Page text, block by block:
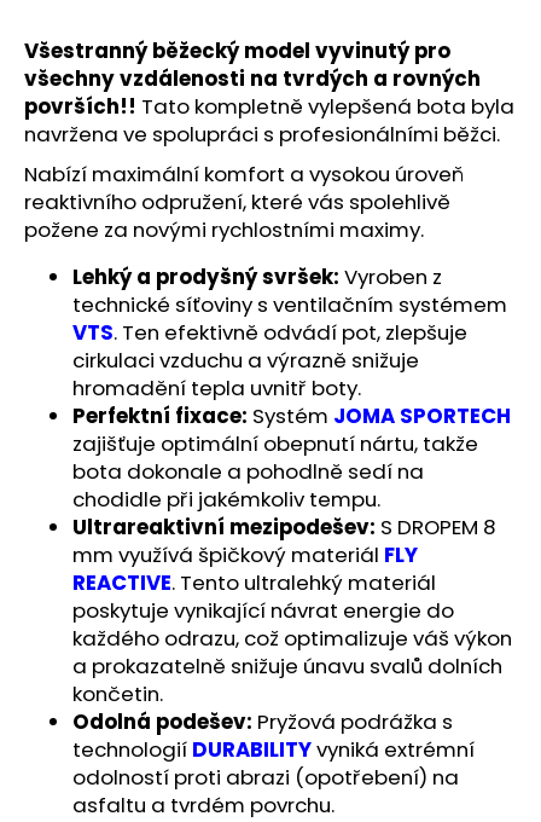
Všestranný běžecký model vyvinutý pro
všechny vzdálenosti na tvrdých a rovných
površích!! Tato kompletně vylepšená bota byla
navržena ve spolupráci s profesionálními běžci.
Nabízí maximální komfort a vysokou úroveň
reaktivního odpružení, které vás spolehlivě
požene za novými rychlostními maximy.
Lehký a prodyšný svršek: Vyroben z
technické síťoviny s ventilačním systémem
VTS. Ten efektivně odvádí pot, zlepšuje
cirkulaci vzduchu a výrazně snižuje
hromadění tepla uvnitř boty.
Perfektní fixace: Systém JOMA SPORTECH
zajišťuje optimální obepnutí nártu, takže
bota dokonale a pohodlně sedí na
chodidle při jakémkoliv tempu.
Ultrareaktivní mezipodešev: S DROPEM 8
mm využívá špičkový materiál FLY
REACTIVE. Tento ultralehký materiál
poskytuje vynikající návrat energie do
každého odrazu, což optimalizuje váš výkon
a prokazatelně snižuje únavu svalů dolních
končetin.
Odolná podešev: Pryžová podrážka s
technologií DURABILITYvyniká extrémní
odolností proti abrazi (opotřebení) na
asfaltu a tvrdém povrchu.
u
č
u
j
e
m
e
BĚŽECKÁ
OBUV
JOMA
R.SUPER
CROSS
Původně:
499